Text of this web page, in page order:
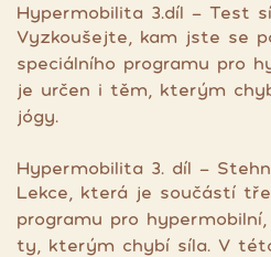
Hypermobilita 3.díl - Test
Vyzkoušejte, kam jste se
speciálního programu pro
je určen i těm, kterým
jógy.
Hypermobilita 3. díl -
Lekce, která je součástí
programu pro
ty, kterým chybí síla. V